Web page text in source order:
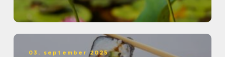
03. september 2025